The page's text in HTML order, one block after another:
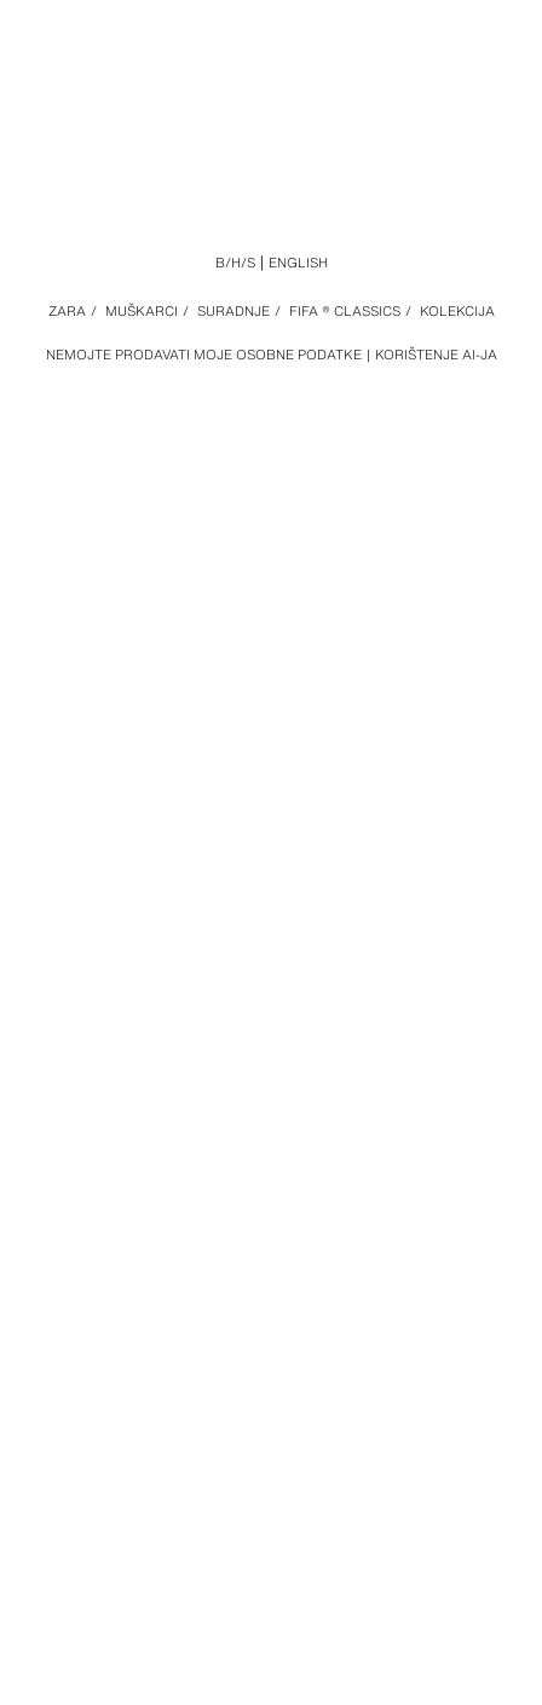
NEMOJTE PRODAVATI MOJE OSOBNE PODATKE KORIŠTENJE AI-JA
ZARA / MUŠKARCI / SURADNJE / FIFA ® CLASSICS / KOLEKCIJA
B/H/S ENGLISH